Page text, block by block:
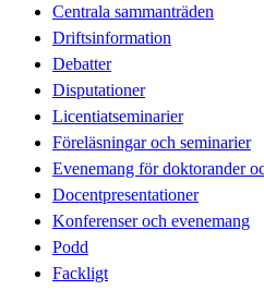
Centrala sammanträden
Driftsinformation
Debatter
Disputationer
Licentiatseminarier
Föreläsningar och seminarier
Evenemang för doktorander
Docentpresentationer
Konferenser och evenemang
Podd
Fackligt